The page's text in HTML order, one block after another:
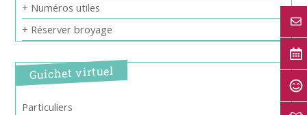
+ Numéros utiles
+ Réserver broyage
Guichet virtuel
Particuliers